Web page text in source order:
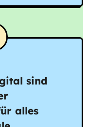
sind
alles